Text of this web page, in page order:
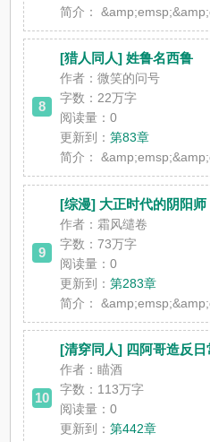
简介：
8
[猎人同人] 姓鲁名西鲁
作者：微笑的问号
字数：22万字
阅读量：0
更新到：第83章
简介：
9
[综漫] 大正时代的阴阳师
作者：霜风缱卷
字数：73万字
阅读量：0
更新到：第283章
简介：
10
[清穿同人] 四阿哥造反日
作者：瞄酒
字数：113万字
阅读量：0
更新到：第442章